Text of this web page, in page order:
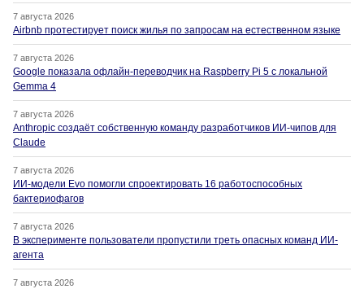
7 августа 2026
Airbnb протестирует поиск жилья по запросам на естественном языке
7 августа 2026
Google показала офлайн-переводчик на Raspberry Pi 5 с локальной
Gemma 4
7 августа 2026
Anthropic создаёт собственную команду разработчиков ИИ-чипов для
Claude
7 августа 2026
ИИ-модели Evo помогли спроектировать 16 работоспособных
бактериофагов
7 августа 2026
В эксперименте пользователи пропустили треть опасных команд ИИ-
агента
7 августа 2026